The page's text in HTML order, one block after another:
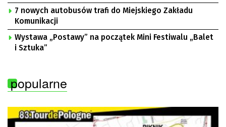
7 nowych autobusów trafi do Miejskiego Zakładu
Komunikacji
Wystawa „Postawy” na początek Mini Festiwalu „Balet
i Sztuka”
popularne